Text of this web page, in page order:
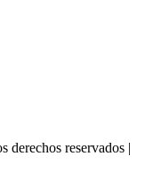
derechos reservados |